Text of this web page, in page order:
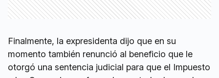
Finalmente, la expresidenta dijo que en su
momento también renunció al beneficio que le
otorgó una sentencia judicial para que el Impuesto